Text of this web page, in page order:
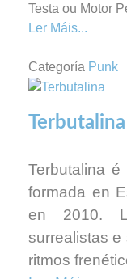
Testa ou Motor
Ler Máis...
Categoría Punk
Terbutalina
Terbutalina
formada en
en 2010.
surrealistas e
ritmos